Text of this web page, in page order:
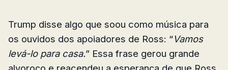
Trump disse algo que soou como música para
os ouvidos dos apoiadores de Ross: “Vamos
levá-lo para casa.” Essa frase gerou grande